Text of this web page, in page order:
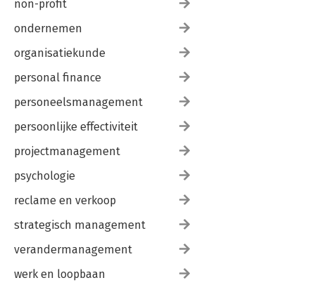
non-profit
ondernemen
organisatiekunde
personal finance
personeelsmanagement
persoonlijke effectiviteit
projectmanagement
psychologie
reclame en verkoop
strategisch management
verandermanagement
werk en loopbaan